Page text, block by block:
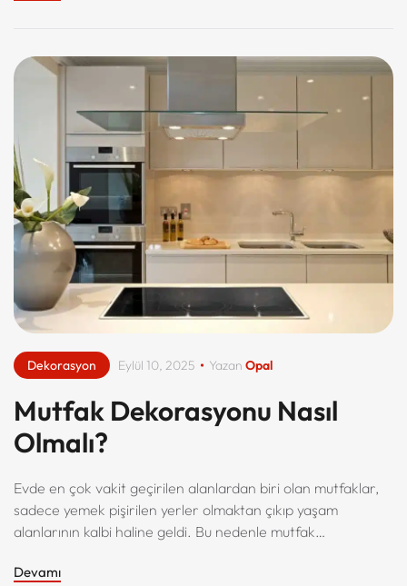
Dekorasyon Yazan Opal
Eylül 10, 2025
Mutfak Dekorasyonu Nasıl
Olmalı?
Evde en çok vakit geçirilen alanlardan biri olan mutfaklar,
sadece yemek pişirilen yerler olmaktan çıkıp yaşam
alanlarının kalbi haline geldi. Bu nedenle mutfak
dikkatle ele alınmalı.
Devamı